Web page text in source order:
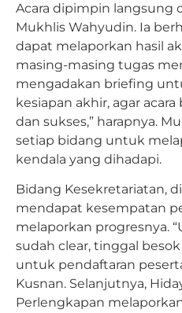
Acara dipimpin langsung
Mukhlis Wahyudin. Ia
dapat melaporkan hasil
masing-masing tugas
mengadakan briefing
kesiapan akhir, agar
dan sukses,” harapnya.
setiap bidang untuk
kendala yang dihadapi.
Bidang Kesekretariatan,
mendapat kesempatan
melaporkan progresnya.
sudah clear, tinggal
untuk pendaftaran
Kusnan. Selanjutnya,
Perlengkapan